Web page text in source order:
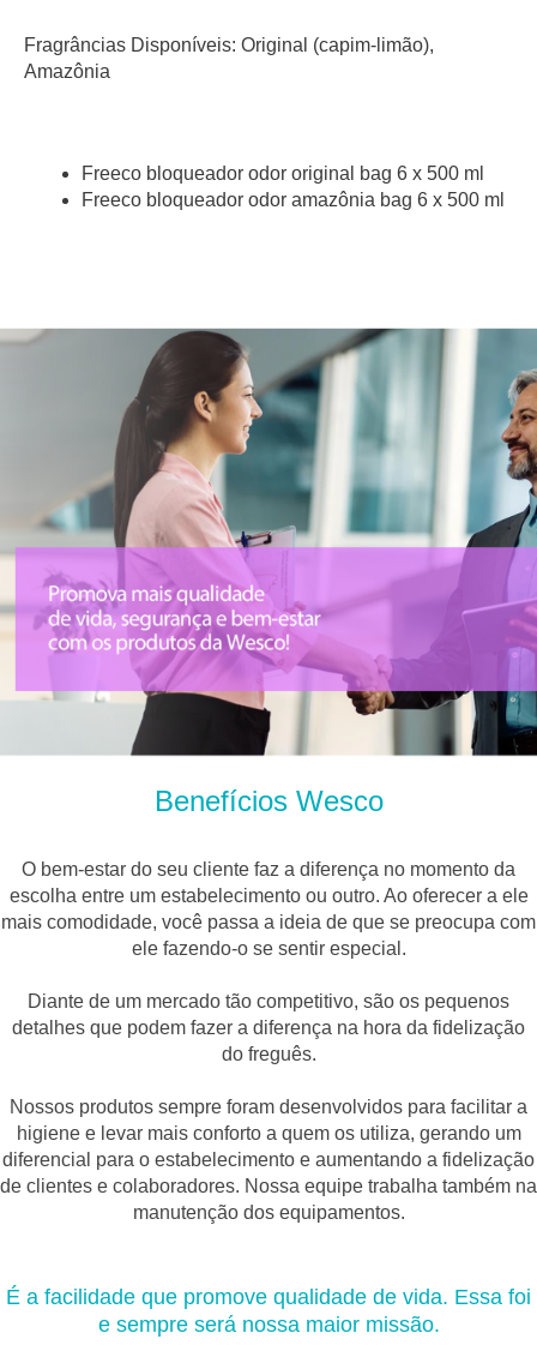
Fragrâncias Disponíveis: Original (capim-limão),
Amazônia
Freeco bloqueador odor original bag 6 x 500 ml
Freeco bloqueador odor amazônia bag 6 x 500 ml
Benefícios Wesco
O bem-estar do seu cliente faz a diferença no momento da
escolha entre um estabelecimento ou outro. Ao oferecer a ele
mais comodidade, você passa a ideia de que se preocupa com
ele fazendo-o se sentir especial.
Diante de um mercado tão competitivo, são os pequenos
detalhes que podem fazer a diferença na hora da fidelização
do freguês.
Nossos produtos sempre foram desenvolvidos para facilitar a
higiene e levar mais conforto a quem os utiliza, gerando um
diferencial para o estabelecimento e aumentando a fidelização
de clientes e colaboradores. Nossa equipe trabalha também na
manutenção dos equipamentos.
É a facilidade que promove qualidade de vida. Essa foi
e sempre será nossa maior missão.